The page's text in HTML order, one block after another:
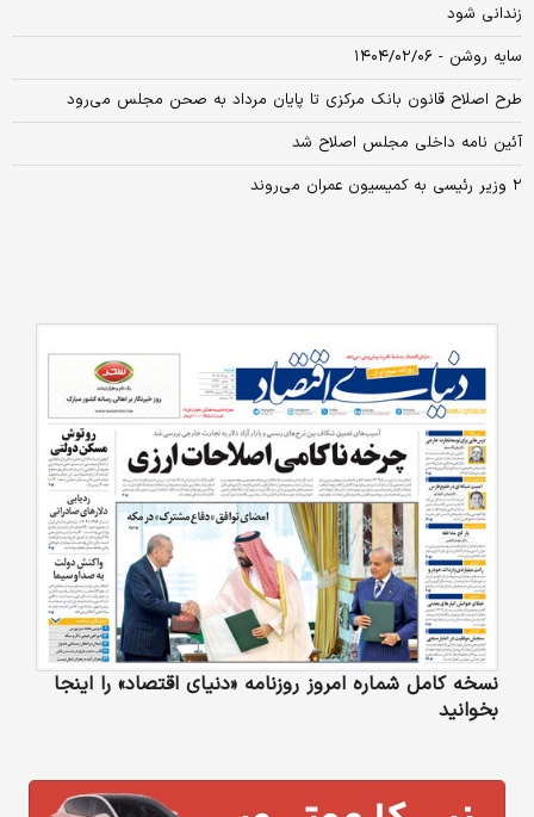
زندانی شود
سایه روشن - ۱۴۰۴/۰۲/۰۶
طرح اصلاح قانون بانک مرکزی تا پایان مرداد به صحن مجلس می‌‌رود
آئین نامه داخلی مجلس اصلاح شد
۲ وزیر رئیسی به کمیسیون عمران می‌روند
نسخه کامل شماره امروز روزنامه «دنیای‌ اقتصاد» را اینجا
بخوانید